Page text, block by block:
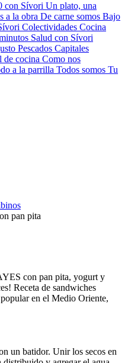
con Sívori Un plato, una
a la obra De carne somos Bajo
Colectividades Cocina
Salud con Sívori
Pescados Capitales
de cocina Como nos
a la parrilla Todos somos Tu
pan pita
con pan pita, yogurt y
Receta de sandwiches
en el Medio Oriente,
un batidor. Unir los secos en